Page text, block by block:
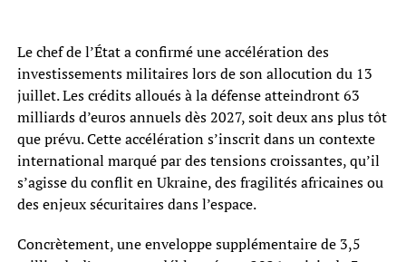
Le chef de l’État a confirmé une accélération des
investissements militaires lors de son allocution du 13
juillet. Les crédits alloués à la défense atteindront 63
milliards d’euros annuels dès 2027, soit deux ans plus tôt
que prévu. Cette accélération s’inscrit dans un contexte
international marqué par des tensions croissantes, qu’il
s’agisse du conflit en Ukraine, des fragilités africaines ou
des enjeux sécuritaires dans l’espace.
Concrètement, une enveloppe supplémentaire de 3,5